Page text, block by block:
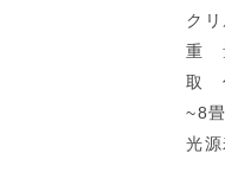
クリ
重
取
~8
光